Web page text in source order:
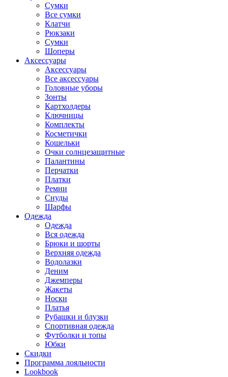
Сумки
Все сумки
Клатчи
Рюкзаки
Сумки
Шоперы
Аксессуары
Аксессуары
Все аксессуары
Головные уборы
Зонты
Картхолдеры
Ключницы
Комплекты
Косметички
Кошельки
Очки солнцезащитные
Палантины
Перчатки
Платки
Ремни
Снуды
Шарфы
Одежда
Одежда
Вся одежда
Брюки и шорты
Верхняя одежда
Водолазки
Деним
Джемперы
Жакеты
Носки
Платья
Рубашки и блузки
Спортивная одежда
Футболки и топы
Юбки
Скидки
Программа лояльности
Lookbook